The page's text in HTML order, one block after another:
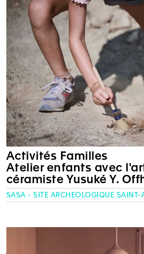
Activités Familles
Atelier enfants avec
céramiste Yusuké Y.